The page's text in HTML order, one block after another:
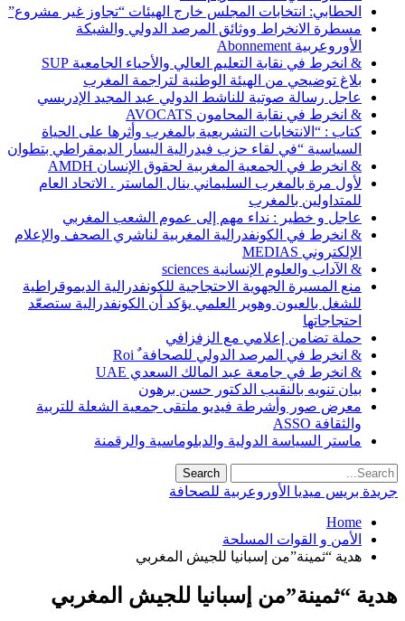
الحطابي: انتخابات المجلس خارج الهيئات “تجاوز غير مشروع”
مسطرة الانخراط ووثائق المرصد الدولي والشبكة
الأوروعربية Abonnement
& انخرط في نقابة التعليم العالي والأحياء الجامعية SUP
بلاغ توضيحي من الهيئة الوطنية لتراجمة المغرب
عاجل رسالة صوتية للناشط الدولي عبد المجيد الإدريسي
& انخرط في نقابة المحامون AVOCATS
كتاب : “الانتخابات التشريعية بالمغرب وأثرها على الحياة
السياسية “في لقاء حزب فيدرالية اليسار الديمقراطي بتطوان
& انخرط في الجمعية المغربية لحقوق الإنسان AMDH
لأول مرة بالمغرب السليماني ينال الماستر . الاتحاد العام
للمتداولين بالمغرب
عاجل و خطير : نداء مهم إلى عموم الشعب المغربي
& انخرط في الكونفدرالية المغربية لناشري الصحف والإعلام
الإلكتروني MEDIAS
& الآداب والعلوم الإنسانية sciences
منع المسيرة الجهوية الاحتجاجية للكونفدرالية الديموقراطية
للشغل بالعيون وهوير العلمي يؤكد أن الكونفدرالية ستصعّد
احتجاجاتها
حملة تضامن إعلامي مع الزفزافي
& انخرط في المرصد الدولي للصحافة ٌ Roi
& انخرط في جامعة عبد المالك السعدي UAE
بيان تنويه بالنقيب الدكتور حسن برهون
معرض صور وأشرطة فيديو ملتقى جمعية الشعلة للتربية
والثقافة ASSO
ماستر السياسة الدولية والدبلوماسية والرقمنة
جريدة بريس ميديا الأوروعربية للصحافة
Home
الأمن و القوات المسلحة
هدية “ثمينة”من إسبانيا للجيش المغربي
هدية “ثمينة”من إسبانيا للجيش المغربي